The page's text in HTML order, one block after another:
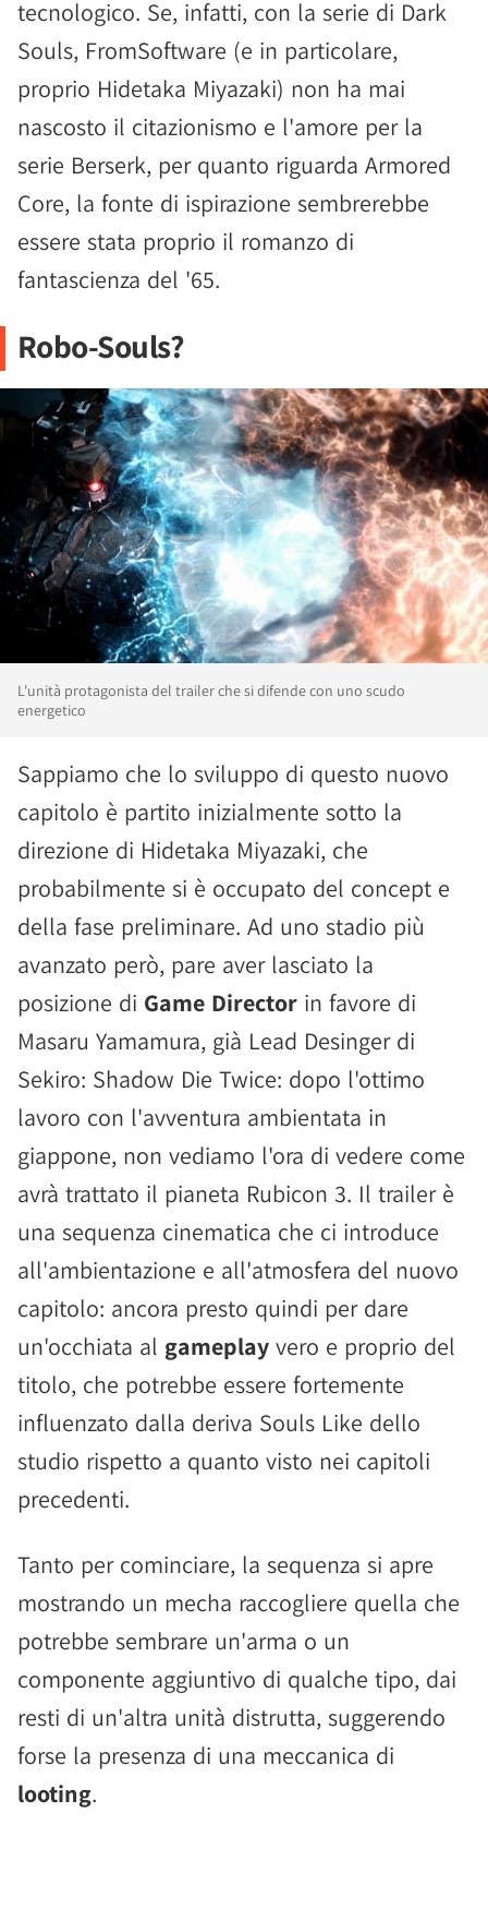
tecnologico. Se, infatti, con la serie di Dark
Souls, FromSoftware (e in particolare,
proprio Hidetaka Miyazaki) non ha mai
nascosto il citazionismo e l'amore per la
serie Berserk, per quanto riguarda Armored
Core, la fonte di ispirazione sembrerebbe
essere stata proprio il romanzo di
fantascienza del '65.
Robo-Souls?
L'unità protagonista del trailer che si difende con uno scudo
energetico
Sappiamo che lo sviluppo di questo nuovo
capitolo è partito inizialmente sotto la
direzione di Hidetaka Miyazaki, che
probabilmente si è occupato del concept e
della fase preliminare. Ad uno stadio più
avanzato però, pare aver lasciato la
posizione di Game Director in favore di
Masaru Yamamura, già Lead Desinger di
Sekiro: Shadow Die Twice: dopo l'ottimo
lavoro con l'avventura ambientata in
giappone, non vediamo l'ora di vedere come
avrà trattato il pianeta Rubicon 3. Il trailer è
una sequenza cinematica che ci introduce
all'ambientazione e all'atmosfera del nuovo
capitolo: ancora presto quindi per dare
un'occhiata al gameplay vero e proprio del
titolo, che potrebbe essere fortemente
influenzato dalla deriva Souls Like dello
studio rispetto a quanto visto nei capitoli
precedenti.
Tanto per cominciare, la sequenza si apre
mostrando un mecha raccogliere quella che
potrebbe sembrare un'arma o un
componente aggiuntivo di qualche tipo, dai
resti di un'altra unità distrutta, suggerendo
forse la presenza di una meccanica di
looting.